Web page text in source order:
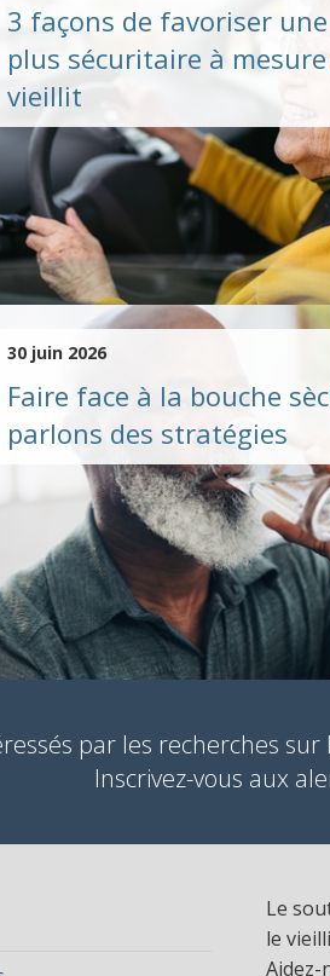
3 façons de favoriser
plus sécuritaire à mesure
vieillit
30 juin 2026
Faire face à la bouche
parlons des stratégies
par les recherches sur
Inscrivez-vous aux
Le
le
Aidez-